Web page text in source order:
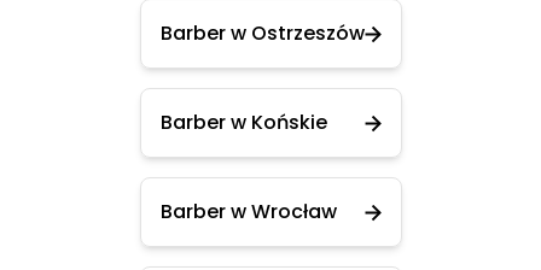
Barber w Ostrzeszów
Barber w Końskie
Barber w Wrocław